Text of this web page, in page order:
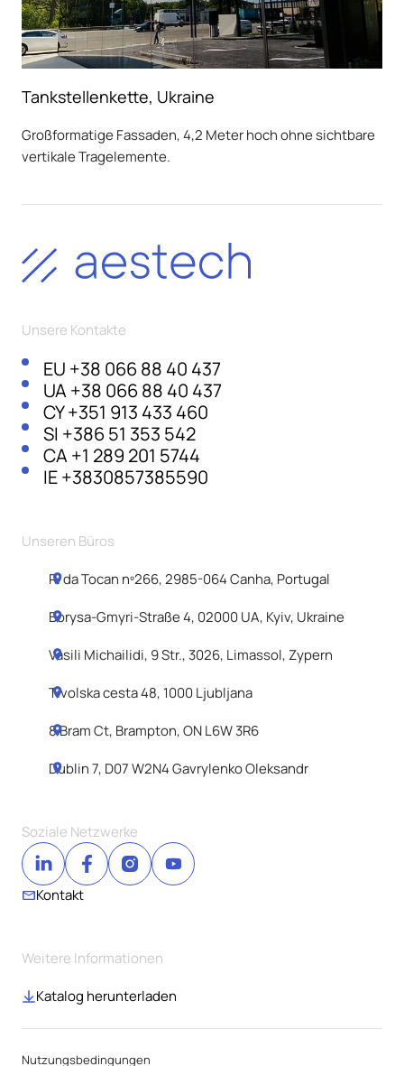
Tankstellenkette, Ukraine
Großformatige Fassaden, 4,2 Meter hoch ohne sichtbare
vertikale Tragelemente.
Unsere Kontakte
EU +38 066 88 40 437
UA+38 066 88 40 437
CY+351 913 433 460
SI +386 51 353 542
CA+1 289 201 5744
IE+3830857385590
Unseren Büros
R. da Tocan nº266, 2985-064 Canha, Portugal
Borysa-Gmyri-Straße 4, 02000 UA, Kyiv, Ukraine
Vasili Michailidi, 9 Str., 3026, Limassol, Zypern
Tivolska cesta 48, 1000 Ljubljana
8 Bram Ct, Brampton, ON L6W 3R6
Dublin 7, D07 W2N4 Gavrylenko Oleksandr
Weitere Informationen
Katalog herunterladen
Nutzungsbedingungen
Soziale Netzwerke
Kontakt